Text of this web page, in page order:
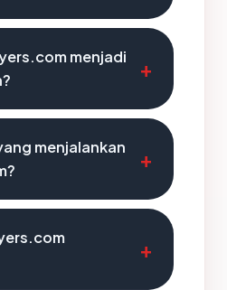
menjadi
menjalankan